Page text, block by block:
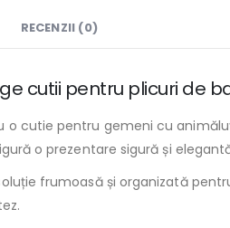
RECENZII (0)
cutii pentru plicuri de
cutie pentru gemeni cu
o prezentare sigură și
frumoasă și organizată